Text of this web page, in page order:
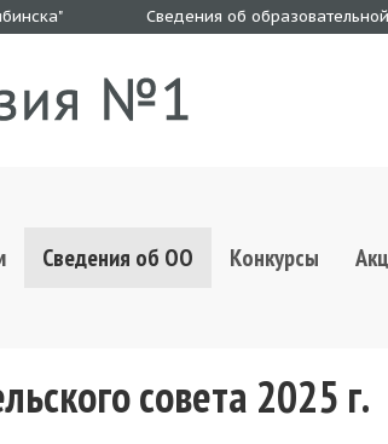
Сведения об
Сведения об ОО Конкурсы
совета 2025 г.